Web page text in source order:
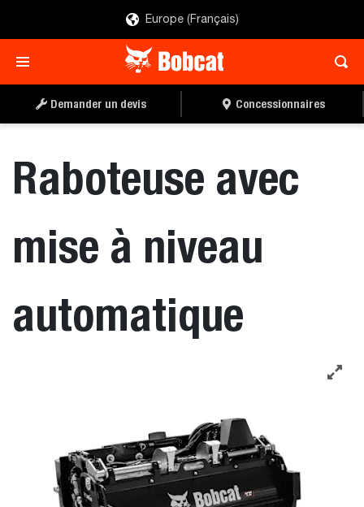
Europe (Français)
Demander un devis Concessionnaires
Raboteuse avec
mise à niveau
automatique
DEMANDER UN DEVIS
TROUVER UN